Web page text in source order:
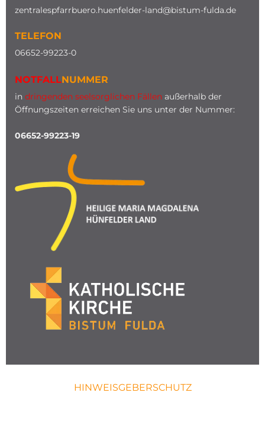
zentralespfarrbuero.huenfelder-land@bistum-fulda.de
TELEFON
06652-99223-0
NOTFALLNUMMER
in dringenden seelsorglichen Fällen außerhalb der
Öffnungszeiten erreichen Sie uns unter der Nummer:
06652-99223-19
HINWEISGEBERSCHUTZ